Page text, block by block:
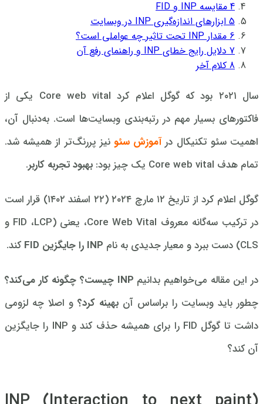
4 مقایسه INP و FID
5 ابزارهای اندازه‌گیری INP در وبسایت
6 مقدار INP تحت تاثیر چه عواملی است؟
7 دلایل رایج خطای INP و راهنمای رفع آن
8 کلام آخر
سال ۲۰۲۱ بود که گوگل اعلام کرد Core web vital یکی از
فاکتورهای بسیار مهم در رتبه‌بندی وبسایت‌ها است. به‌دنبال آن،
اهمیت سئو تکنیکال درآموزش سئو نیز پررنگ‌تر از همیشه شد.
تمام هدف Core web vital یک چیز بود:
بهبود تجربه کاربر.
گوگل اعلام کرد از تاریخ ۱۲ مارچ ۲۰۲۴ (۲۲ اسفند ۱۴۰۲) قرار است
در ترکیب سه‌گانه معروف Core Web Vital، یعنی (FID ،LCP و
CLS) دست ببرد و معیار جدیدی به نام
کند.
در این مقاله می‌خواهیم بدانیم INP چیست؟
چگونه کار می‌کند؟
چطور باید وبسایت را براساس آن بهینه کرد؟ و اصلا چه لزومی
داشت تا گوگل FID را برای همیشه حذف کند و INP را جایگزین
آن کند؟